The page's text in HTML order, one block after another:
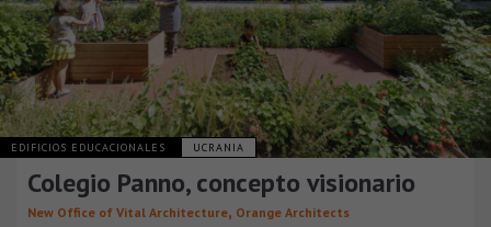
EDIFICIOS EDUCACIONALES UCRANIA
Colegio Panno, concepto visionario
New Office of Vital Architecture, Orange Architects